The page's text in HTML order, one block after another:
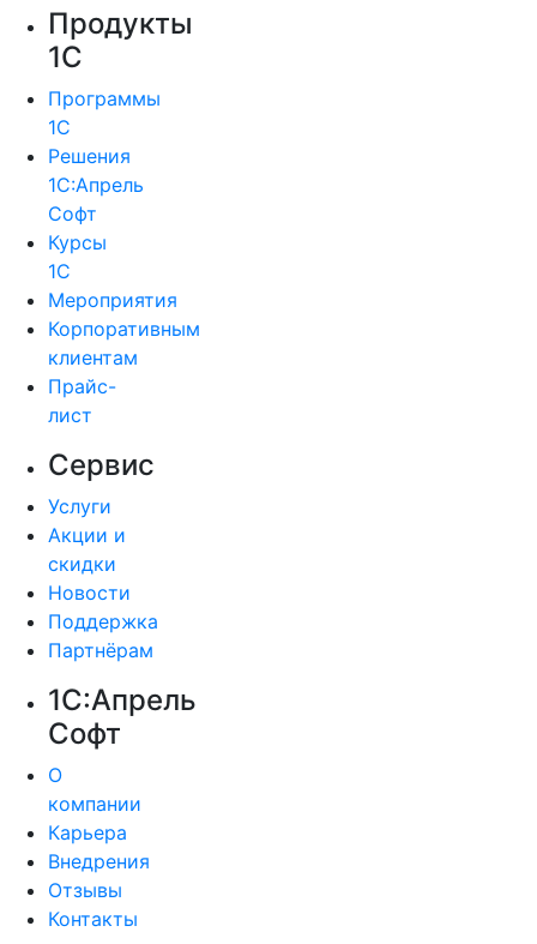
Продукты
1С
Программы
1С
Решения
1С:Апрель
Софт
Курсы
1С
Мероприятия
Корпоративным
клиентам
Прайс-
лист
Сервис
Услуги
Акции и
скидки
Новости
Поддержка
Партнёрам
1С:Апрель
Софт
О
компании
Карьера
Внедрения
Отзывы
Контакты